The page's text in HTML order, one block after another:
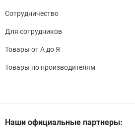
Сотрудничество
Для сотрудников
Товары от А до Я
Товары по производителям
Наши официальные партнеры: